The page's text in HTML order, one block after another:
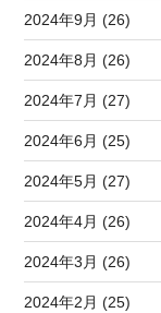
2024年9月 (26)
2024年8月 (26)
2024年7月 (27)
2024年6月 (25)
2024年5月 (27)
2024年4月 (26)
2024年3月 (26)
2024年2月 (25)